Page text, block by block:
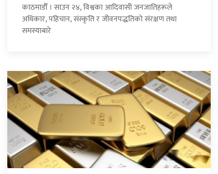
काठमाडौँ । साउन २४, विश्वका आदिवासी जनजातिहरूले
अधिकार, पहिचान, संस्कृति र जीवनपद्धतिको संरक्षण तथा
समस्याबारे